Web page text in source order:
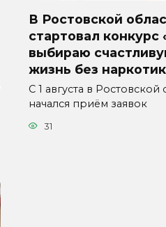
В Ростовской
стартовал конкурс
выбираю
жизнь без
С 1 августа в Ростовской
начался приём заявок
31